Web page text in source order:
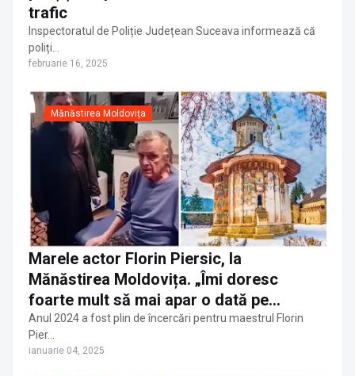
trafic
Inspectoratul de Poliție Județean Suceava informează că
poliți…
februarie 16, 2025
Mănăstirea Moldovița
Marele actor Florin Piersic, la
Mănăstirea Moldovița. „Îmi doresc
foarte mult să mai apar o dată pe
scenă!”
Anul 2024 a fost plin de încercări pentru maestrul Florin
Pier…
ianuarie 04, 2025